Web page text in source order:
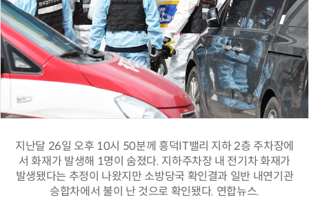
지난달 26일 오후 10시 50분께 흥덕IT밸리 지하 2층 주차장에
서 화재가 발생해 1명이 숨졌다. 지하주차장 내 전기차 화재가
발생됐다는 추정이 나왔지만 소방당국 확인결과 일반 내연기관
승합차에서 불이 난 것으로 확인됐다. 연합뉴스.